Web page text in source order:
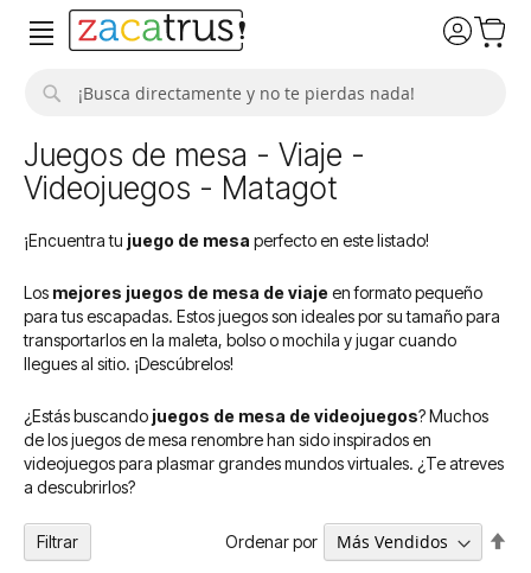
Juegos de mesa - Viaje -
Videojuegos - Matagot
¡Encuentra tu juego de mesa perfecto en este listado!
Los mejores juegos de mesa de viaje en formato pequeño
para tus escapadas. Estos juegos son ideales por su tamaño para
transportarlos en la maleta, bolso o mochila y jugar cuando
llegues al sitio. ¡Descúbrelos!
¿Estás buscando juegos de mesa de videojuegos? Muchos
de los juegos de mesa renombre han sido inspirados en
videojuegos para plasmar grandes mundos virtuales. ¿Te atreves
a descubrirlos?
Ordenar por
Filtrar